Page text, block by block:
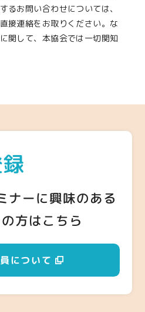
るお問い合わせについては、
接連絡をお取りください。な
関して、本協会では一切関知
ナーに興味のある
方はこちら
について